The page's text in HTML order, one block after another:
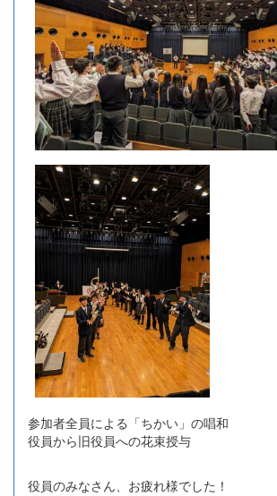
参加者全員による「ちかい
役員から旧役員への花束授与
役員のみなさん、お疲れ様でした！